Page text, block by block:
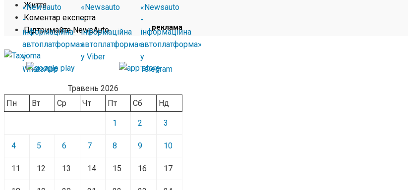
Життя
Коментар експерта
Підтримайте NewsAuto
реклама
Травень 2026
Пн
Вт Ср Чт Пт Сб Нд
1 2 3
4 5 6 7 8 9 10
11 12 13 14 15 16 17